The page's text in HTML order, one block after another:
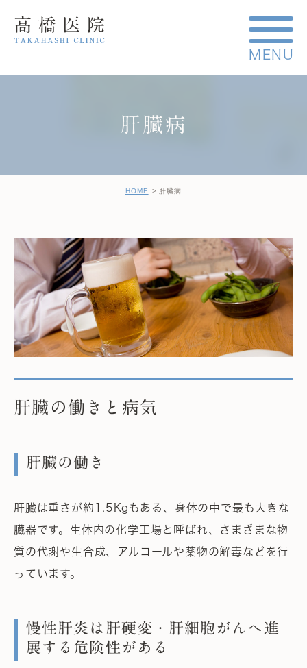
肝臓病
HOME 肝臓病
肝臓の働きと病気
肝臓の働き
肝臓は重さが約1.5Kgもある、身体の中で最も大きな
臓器です。生体内の化学工場と呼ばれ、さまざまな物
質の代謝や生合成、アルコールや薬物の解毒などを行
っています。
慢性肝炎は肝硬変・肝細胞がんへ進
展する危険性がある